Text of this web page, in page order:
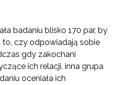
badaniu blisko 170 par, by
to, czy odpowiadają sobie
gdy zakochani
ich relacji, inna grupa
oceniała ich